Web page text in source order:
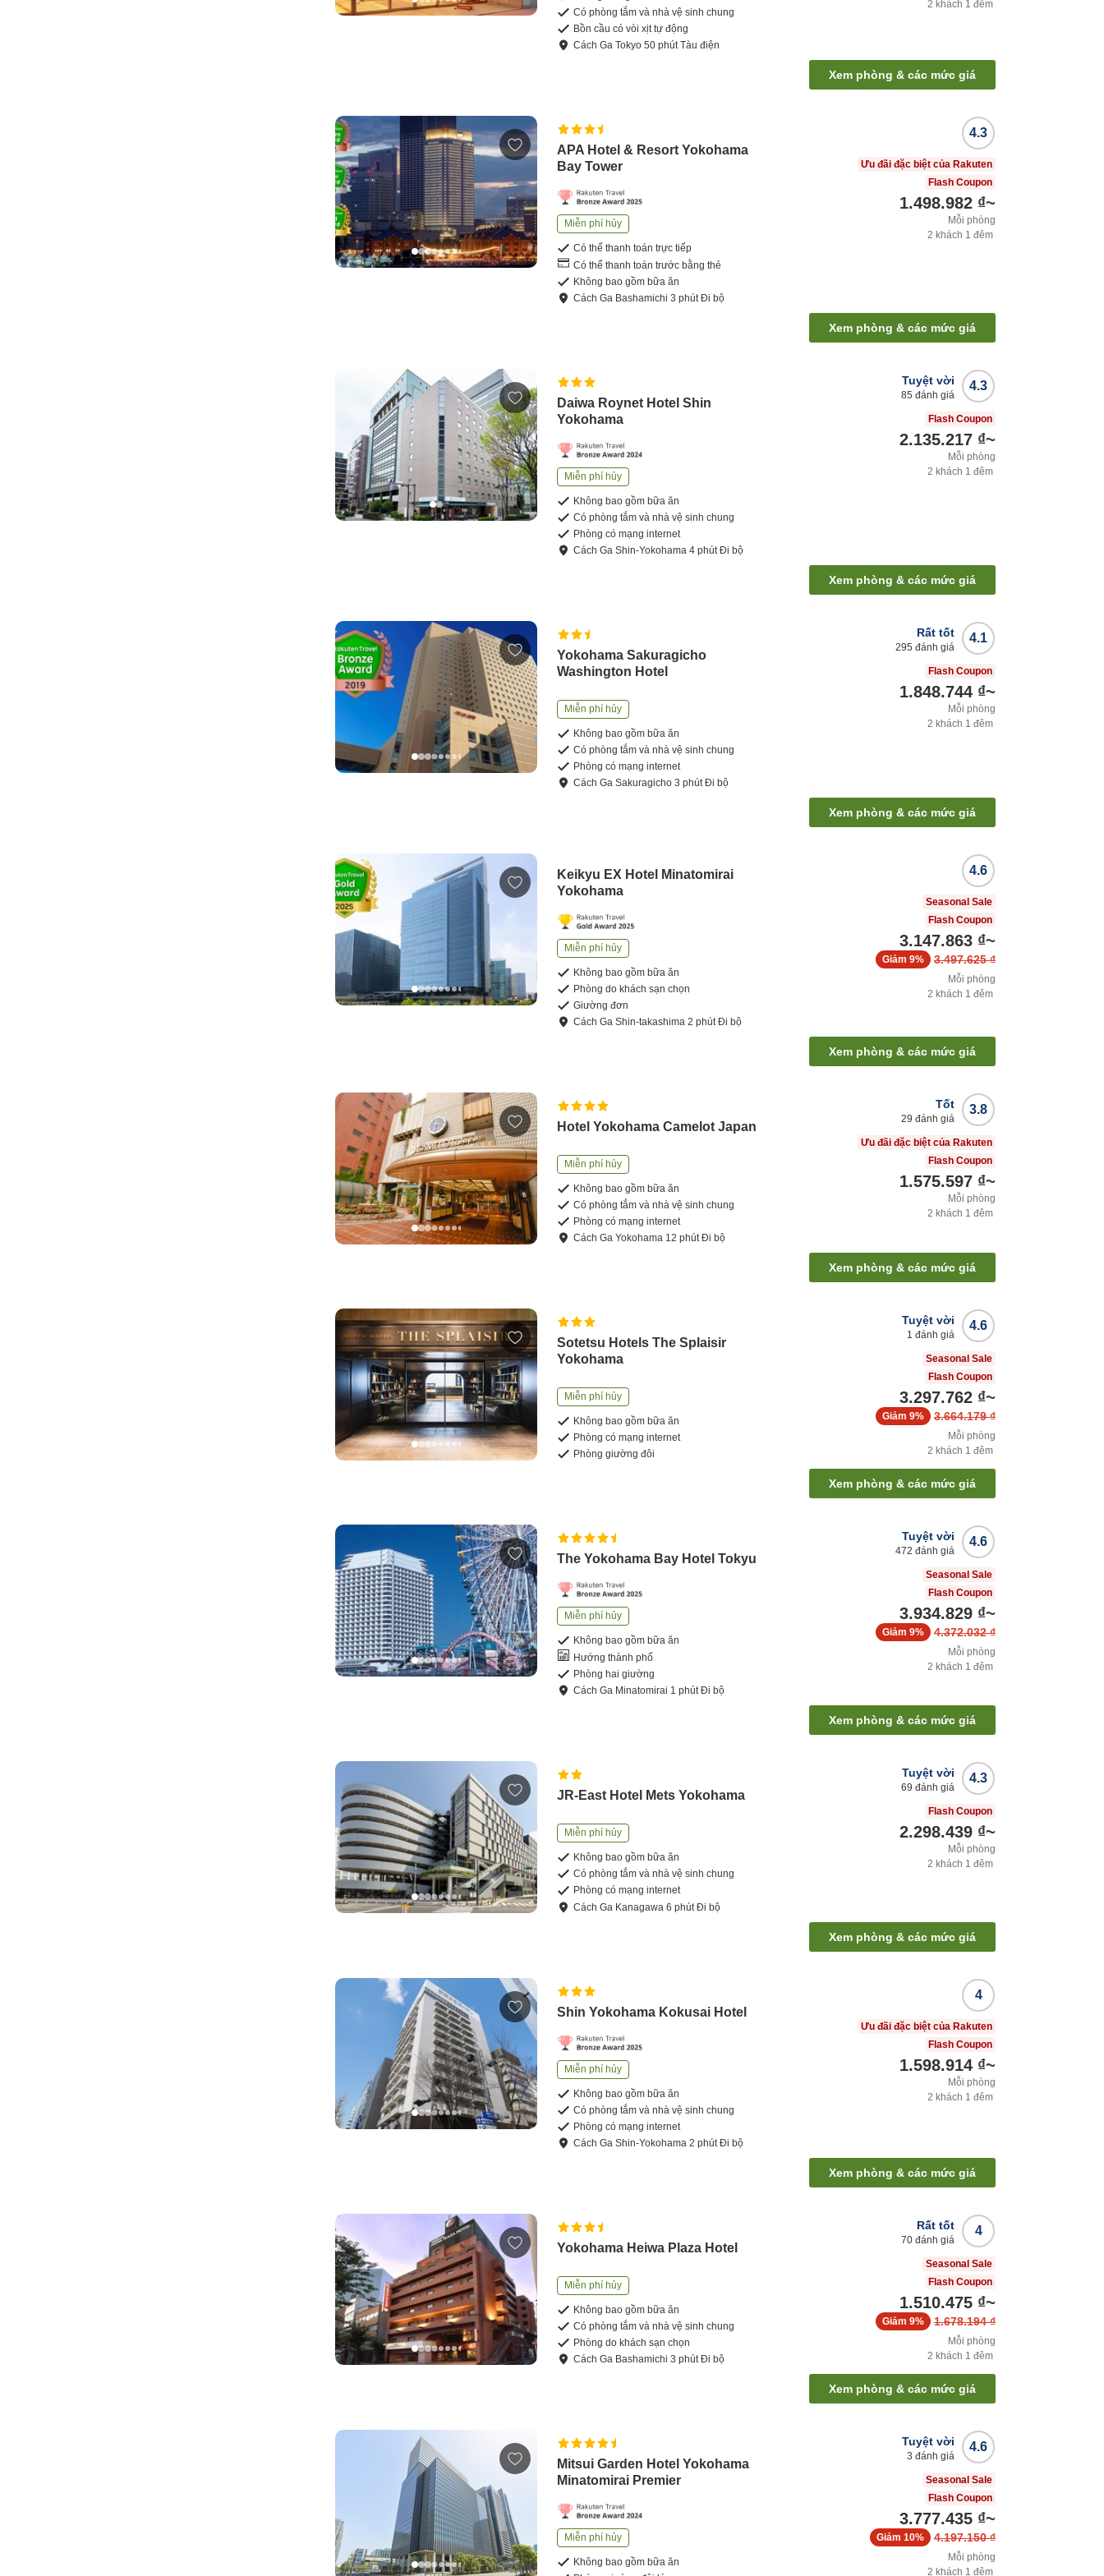
Có phòng tắm và nhà vệ sinh chung
Bồn cầu có vòi xịt tự động
CáchGa Tokyo50 phútTàu điện
2 khách 1 đêm
Xem phòng & các mức giá
APA Hotel & Resort Yokohama
Bay Tower
Miễn phí hủy
Có thể thanh toán trực tiếp
Có thể thanh toán trước bằng thẻ
Không bao gồm bữa ăn
CáchGa Bashamichi3 phútĐi bộ
4.3
Ưu đãi đặc biệt của Rakuten
Flash Coupon
1.498.982 ₫~
Mỗi phòng
2 khách 1 đêm
Xem phòng & các mức giá
Daiwa Roynet Hotel Shin
Yokohama
Miễn phí hủy
Không bao gồm bữa ăn
Có phòng tắm và nhà vệ sinh chung
Phòng có mạng internet
CáchGa Shin-Yokohama4 phútĐi bộ
4.3
Tuyệt vời
85 đánh giá
Flash Coupon
2.135.217 ₫~
Mỗi phòng
2 khách 1 đêm
Xem phòng & các mức giá
Yokohama Sakuragicho
Washington Hotel
Miễn phí hủy
Không bao gồm bữa ăn
Có phòng tắm và nhà vệ sinh chung
Phòng có mạng internet
CáchGa Sakuragicho3 phútĐi bộ
4.1
Rất tốt
295 đánh giá
Flash Coupon
1.848.744 ₫~
Mỗi phòng
2 khách 1 đêm
Xem phòng & các mức giá
Keikyu EX Hotel Minatomirai
Yokohama
Miễn phí hủy
Không bao gồm bữa ăn
Phòng do khách sạn chọn
Giường đơn
CáchGa Shin-takashima2 phútĐi bộ
4.6
Seasonal Sale
Flash Coupon
3.147.863 ₫~
3.497.625 ₫
Giảm 9%
Mỗi phòng
2 khách 1 đêm
Xem phòng & các mức giá
Hotel Yokohama Camelot Japan
Miễn phí hủy
Không bao gồm bữa ăn
Có phòng tắm và nhà vệ sinh chung
Phòng có mạng internet
CáchGa Yokohama 12 phútĐi bộ
3.8
Tốt
29 đánh giá
Ưu đãi đặc biệt của Rakuten
Flash Coupon
1.575.597 ₫~
Mỗi phòng
2 khách 1 đêm
Xem phòng & các mức giá
Sotetsu Hotels The Splaisir
Yokohama
Miễn phí hủy
Không bao gồm bữa ăn
Phòng có mạng internet
Phòng giường đôi
4.6
Tuyệt vời
1 đánh giá
Seasonal Sale
Flash Coupon
3.297.762 ₫~
3.664.179 ₫
Giảm 9%
Mỗi phòng
2 khách 1 đêm
Xem phòng & các mức giá
The Yokohama Bay Hotel Tokyu
Miễn phí hủy
Không bao gồm bữa ăn
Hướng thành phố
Phòng hai giường
CáchGa Minatomirai 1 phútĐi bộ
4.6
Tuyệt vời
472 đánh giá
Seasonal Sale
Flash Coupon
3.934.829 ₫~
4.372.032 ₫
Giảm 9%
Mỗi phòng
2 khách 1 đêm
Xem phòng & các mức giá
JR-East Hotel Mets Yokohama
Miễn phí hủy
Không bao gồm bữa ăn
Có phòng tắm và nhà vệ sinh chung
Phòng có mạng internet
CáchGa Kanagawa6 phútĐi bộ
4.3
Tuyệt vời
69 đánh giá
Flash Coupon
2.298.439 ₫~
Mỗi phòng
2 khách 1 đêm
Xem phòng & các mức giá
Shin Yokohama Kokusai Hotel
Miễn phí hủy
Không bao gồm bữa ăn
Có phòng tắm và nhà vệ sinh chung
Phòng có mạng internet
CáchGa Shin-Yokohama2 phútĐi bộ
4
Ưu đãi đặc biệt của Rakuten
Flash Coupon
1.598.914 ₫~
Mỗi phòng
2 khách 1 đêm
Xem phòng & các mức giá
Yokohama Heiwa Plaza Hotel
Miễn phí hủy
Không bao gồm bữa ăn
Có phòng tắm và nhà vệ sinh chung
Phòng do khách sạn chọn
CáchGa Bashamichi3 phútĐi bộ
4
Rất tốt
70 đánh giá
Seasonal Sale
Flash Coupon
1.510.475 ₫~
1.678.194 ₫
Giảm 9%
Mỗi phòng
2 khách 1 đêm
Xem phòng & các mức giá
Mitsui Garden Hotel Yokohama
Minatomirai Premier
Miễn phí hủy
Không bao gồm bữa ăn
4.6
Tuyệt vời
3 đánh giá
Seasonal Sale
Flash Coupon
3.777.435 ₫~
4.197.150 ₫
Giảm 10%
Mỗi phòng
2 khách 1 đêm